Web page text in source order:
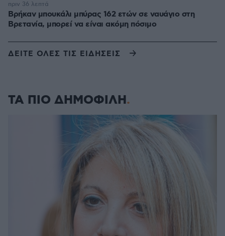
Βρήκαν μπουκάλι μπύρας 162 ετών σε ναυάγιο στη
Βρετανία, μπορεί να είναι ακόμη πόσιμο
πριν 36 λεπτά
ΔΕΙΤΕ ΟΛΕΣ ΤΙΣ ΕΙΔΗΣΕΙΣ
ΤΑ ΠΙΟ ΔΗΜΟΦΙΛΗ